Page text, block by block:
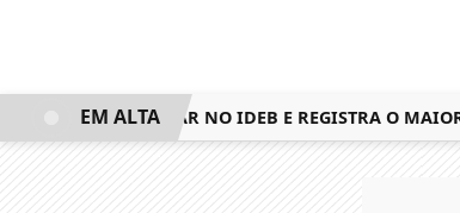
3º LUGAR NO IDEB E REGISTRA O MAIOR
EM ALTA